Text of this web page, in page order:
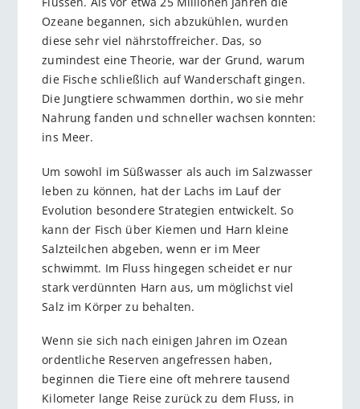
Ozeane begannen, sich abzukühlen, wurden
diese sehr viel nährstoffreicher. Das, so
zumindest eine Theorie, war der Grund, warum
die Fische schließlich auf Wanderschaft gingen.
Die Jungtiere schwammen dorthin, wo sie mehr
Nahrung fanden und schneller wachsen konnten:
ins Meer.
Um sowohl im Süßwasser als auch im Salzwasser
leben zu können, hat der Lachs im Lauf der
Evolution besondere Strategien entwickelt. So
kann der Fisch über Kiemen und Harn kleine
Salzteilchen abgeben, wenn er im Meer
schwimmt. Im Fluss hingegen scheidet er nur
stark verdünnten Harn aus, um möglichst viel
Salz im Körper zu behalten.
Wenn sie sich nach einigen Jahren im Ozean
ordentliche Reserven angefressen haben,
beginnen die Tiere eine oft mehrere tausend
Kilometer lange Reise zurück zu dem Fluss, in